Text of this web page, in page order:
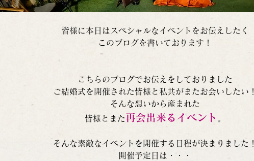
皆様に本日はスペシャルなイベントをお伝えしたく
このブログを書いております！
こちらのブログでお伝えをしておりました
ご結婚式を開催された皆様と私共がまたお会いしたい！
そんな想いから産まれた
皆様とまた再会出来るイベント 。
そんな素敵なイベントを開催する日程が決まりました！
開催予定日は・・・